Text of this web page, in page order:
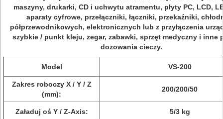
maszyny, drukarki, CD i uchwytu atramentu, płyty PC, LCD,
aparaty cyfrowe, przełączniki, łączniki, przekaźniki,
półprzewodnikowych, elektronicznych lub z przyłączenia
szybkie / punkt kleju, zegar, zabawki, sprzęt medyczny i inne
dozowania cieczy.
Model VS-200
Zakres roboczy X / Y / Z
(mm):
200/200/50
Załaduj oś Y / Z-Axis: 5/3 kg